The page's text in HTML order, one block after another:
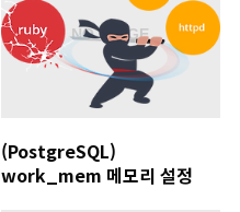
(PostgreSQL)
work_mem 메모리 설정